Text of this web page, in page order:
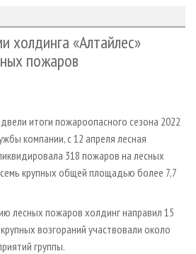
ПЛИТ
холдинга «Алтайлес»
пожаров
итоги пожароопасного сезона 2022
компании, с 12 апреля лесная
318 пожаров на лесных
крупных общей площадью более 7,7
лесных пожаров холдинг направил 15
возгораний участвовали около
группы.